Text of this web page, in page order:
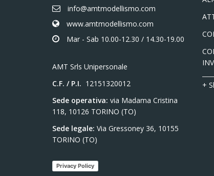
info@amtmodellismo.com
www.amtmodellismo.com
Mar - Sab 10.00-12.30 / 14.30-19.00
AMT Srls Unipersonale
C.F. / P.I. 12151320012
Sede operativa: via Madama Cristina
118, 10126 TORINO (TO)
Sede legale: Via Gressoney 36, 10155
TORINO (TO)
Privacy Policy
+